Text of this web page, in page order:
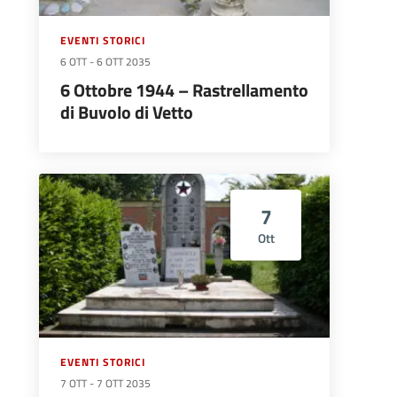
EVENTI STORICI
6 OTT -6 OTT 2035
6 Ottobre 1944 – Rastrellamento
di Buvolo di Vetto
7
Ott
EVENTI STORICI
7 OTT - 7 OTT 2035